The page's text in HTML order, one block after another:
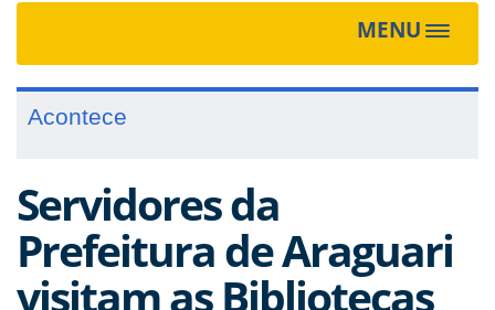
MENU Toggle
Acontece
Servidores da
Prefeitura de Araguari
visitam as Bibliotecas